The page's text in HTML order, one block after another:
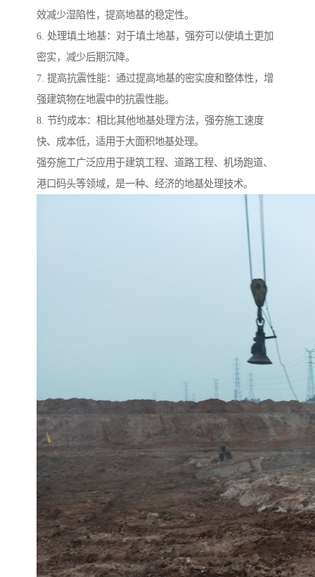
效减少湿陷性，提高地基的稳定性。
6. 处理填土地基：对于填土地基，强夯可以使填土更加
密实，减少后期沉降。
7. 提高抗震性能：通过提高地基的密实度和整体性，增
强建筑物在地震中的抗震性能。
8. 节约成本：相比其他地基处理方法，强夯施工速度
快、成本低，适用于大面积地基处理。
强夯施工广泛应用于建筑工程、道路工程、机场跑道、
港口码头等领域，是一种、经济的地基处理技术。